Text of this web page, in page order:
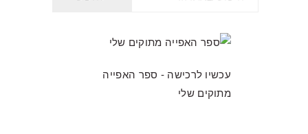
עכשיו לרכישה - ספר האפייה
מתוקים שלי